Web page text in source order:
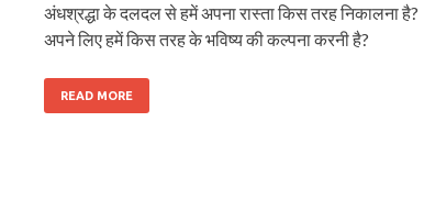
अंधश्रद्धा के दलदल से हमें अपना रास्ता किस तरह निकालना है?
अपने लिए हमें किस तरह के भविष्य की कल्पना करनी है?
READ MORE